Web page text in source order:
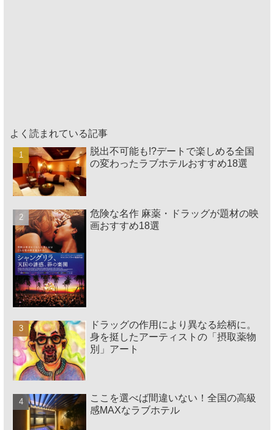
よく読まれている記事
脱出不可能も!?デートで楽しめる全国
の変わったラブホテルおすすめ18選
危険な名作 麻薬・ドラッグが題材の映
画おすすめ18選
ドラッグの作用により異なる絵柄に。
身を挺したアーティストの「摂取薬物
別」アート
ここを選べば間違いない！全国の高級
感MAXなラブホテル